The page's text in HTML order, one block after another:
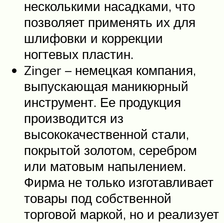
несколькими насадками, что
позволяет применять их для
шлифовки и коррекции
ногтевых пластин.
Zinger – немецкая компания,
выпускающая маникюрный
инструмент. Ее продукция
производится из
высококачественной стали,
покрытой золотом, серебром
или матовым напылением.
Фирма не только изготавливает
товары под собственной
торговой маркой, но и реализует